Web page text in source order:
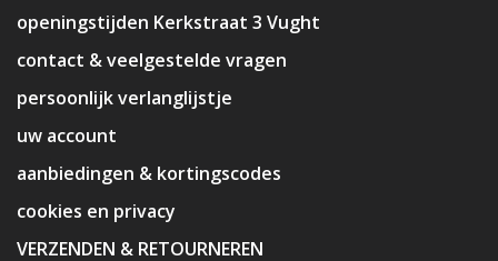
openingstijden Kerkstraat 3 Vught
contact & veelgestelde vragen
persoonlijk verlanglijstje
uw account
aanbiedingen & kortingscodes
cookies en privacy
VERZENDEN & RETOURNEREN